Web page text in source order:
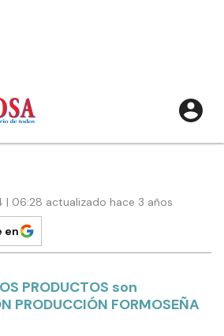
06:28 actualizado hace 3 años
en
PRODUCTOS son
PRODUCCIÓN FORMOSEÑA